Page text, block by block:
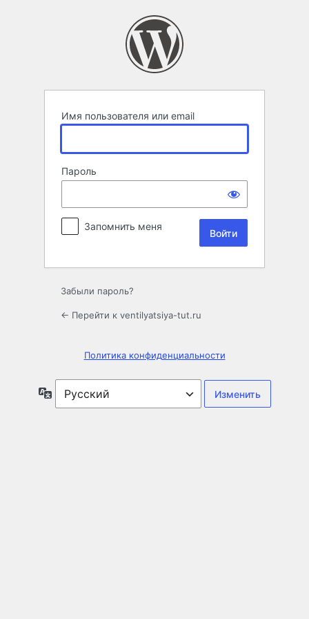
Имя пользователя или email
Пароль
Запомнить меня
Забыли пароль?
← Перейти к ventilyatsiya-tut.ru
Политика конфиденциальности
Язык